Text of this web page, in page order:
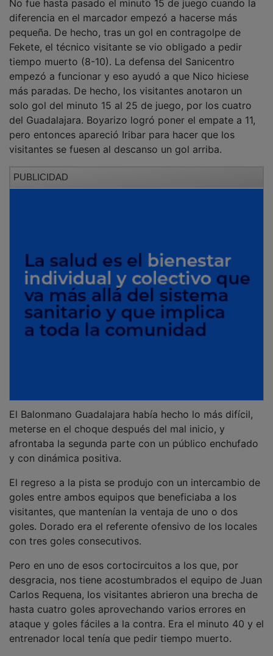
diferencia en el marcador empezó a hacerse más
pequeña. De hecho, tras un gol en contragolpe de
Fekete, el técnico visitante se vio obligado a pedir
tiempo muerto (8-10). La defensa del Sanicentro
empezó a funcionar y eso ayudó a que Nico hiciese
más paradas. De hecho, los visitantes anotaron un
solo gol del minuto 15 al 25 de juego, por los cuatro
del Guadalajara. Boyarizo logró poner el empate a 11,
pero entonces apareció Iribar para hacer que los
visitantes se fuesen al descanso un gol arriba.
meterse en el choque después del mal inicio, y
afrontaba la segunda parte con un público enchufado
y con dinámica positiva.
goles entre ambos equipos que beneficiaba a los
visitantes, que mantenían la ventaja de uno o dos
goles. Dorado era el referente ofensivo de los locales
con tres goles consecutivos.
desgracia, nos tiene acostumbrados el equipo de Juan
Carlos Requena, los visitantes abrieron una brecha de
hasta cuatro goles aprovechando varios errores en
ataque y goles fáciles a la contra. Era el minuto 40 y el
entrenador local tenía que pedir tiempo muerto.